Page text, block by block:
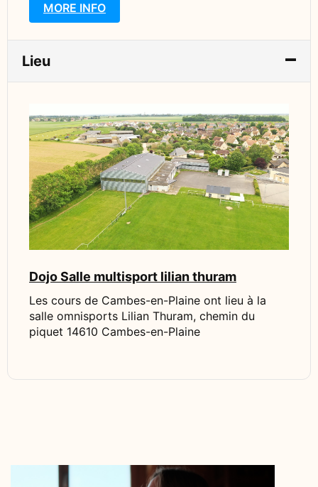
MORE INFO
Lieu
Dojo Salle multisport lilian thuram
Les cours de Cambes-en-Plaine ont lieu à la
salle omnisports Lilian Thuram, chemin du
piquet 14610 Cambes-en-Plaine